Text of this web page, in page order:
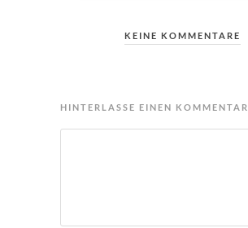
KEINE KOMMENTARE
HINTERLASSE EINEN KOMMENTAR